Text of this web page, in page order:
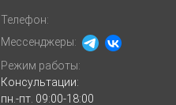
Телефон:
Мессенджеры:
Режим работы:
Консультации:
пн.-пт. 09:00-18:00